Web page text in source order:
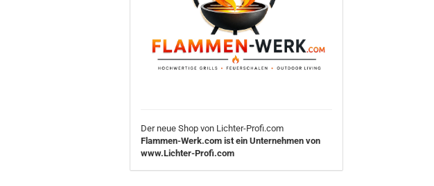
Der neue Shop von Lichter-Profi.com
Flammen-Werk.com ist ein Unternehmen von
www.Lichter-Profi.com